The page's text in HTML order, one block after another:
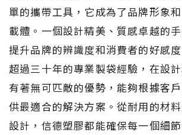
單的攜帶工具，它成為了品牌形象
載體。一個設計精美、質感卓越的
提升品牌的辨識度和消費者的好感
超過三十年的專業製袋經驗，在設
有著無可匹敵的優勢，能夠根據客
供最適合的解決方案。從耐用的材
設計，信德塑膠都能確保每一個細